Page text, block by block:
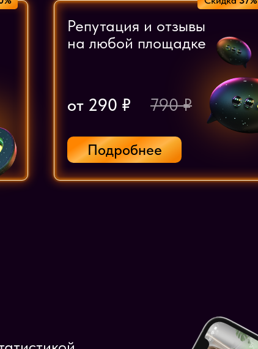
Репутация и отзывы
на любой площадке
от 290 ₽ 790 ₽
Подробнее